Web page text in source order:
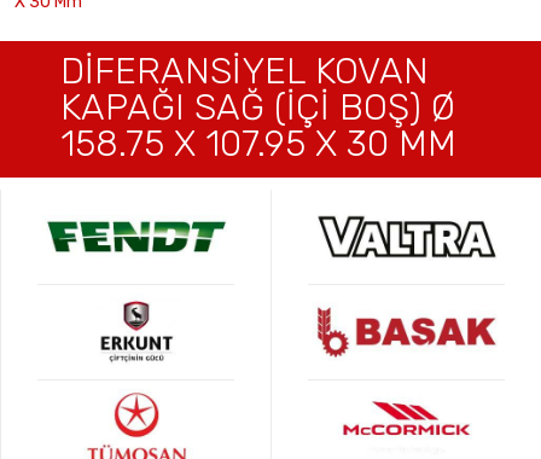
DİFERANSİYEL KOVAN
KAPAĞI SAĞ (İÇİ BOŞ) Ø
158.75 X 107.95 X 30 MM